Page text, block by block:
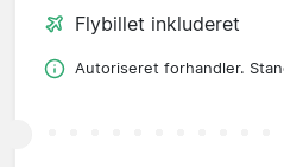
Flybillet inkluderet
Autoriseret forhandler.